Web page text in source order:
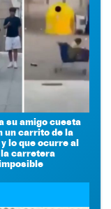
su amigo cuesta
un carrito de la
lo que ocurre al
carretera